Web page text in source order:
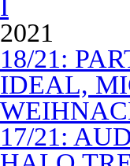
I
2021
18/21:
IDEAL,
17/21: